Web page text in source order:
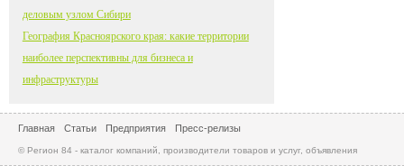
деловым узлом Сибири
География Красноярского края: какие территории
наиболее перспективны для бизнеса и
инфраструктуры
Главная Статьи Предприятия Пресс-релизы
© Регион 84 - каталог компаний, производители товаров и услуг, объявления